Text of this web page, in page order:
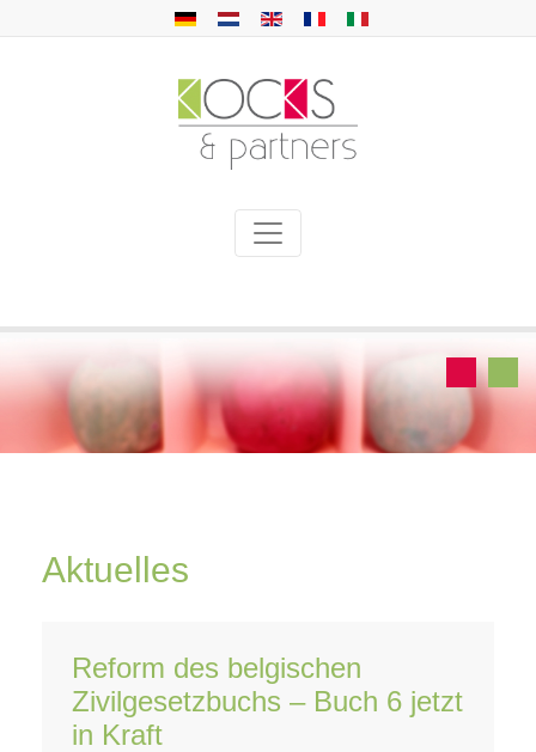
Aktuelles
Reform des belgischen
Zivilgesetzbuchs – Buch 6 jetzt
in Kraft